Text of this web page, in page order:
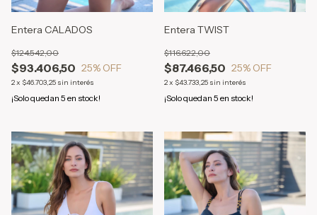
Entera CALADOS
$93.406,50
$124.542,00
25% OFF
2x $46.703,25 sin interés
¡Solo quedan 5 en stock!
Entera TWIST
$87.466,50
$116.622,00
25% OFF
2x $43.733,25 sin interés
¡Solo quedan 5 en stock!